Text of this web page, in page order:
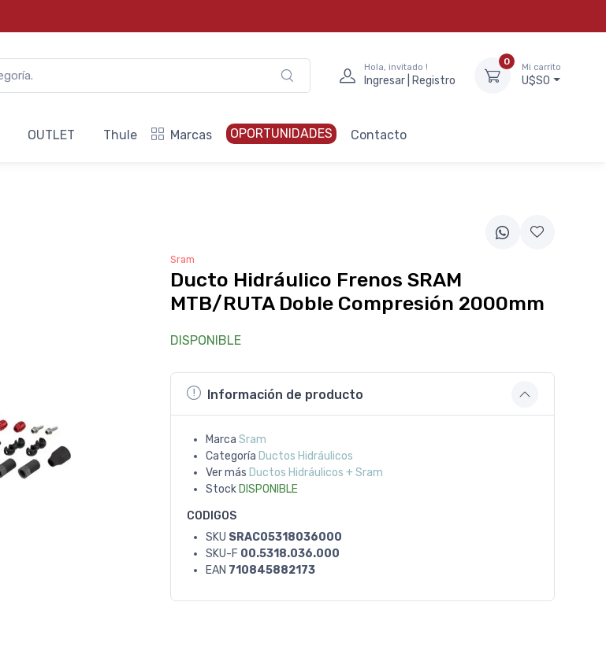
Hola, invitado !
Ingresar | Registro
0
Mi carrito
U$S0
OUTLET Thule Marcas OPORTUNIDADES Contacto
Sram
Ducto Hidráulico Frenos SRAM
MTB/RUTA Doble Compresión 2000mm
DISPONIBLE
Información de producto
Marca Sram
Categoría Ductos Hidráulicos
Ver más Ductos Hidráulicos + Sram
Stock DISPONIBLE
CODIGOS
SKU SRAC05318036000
SKU-F 00.5318.036.000
EAN 710845882173